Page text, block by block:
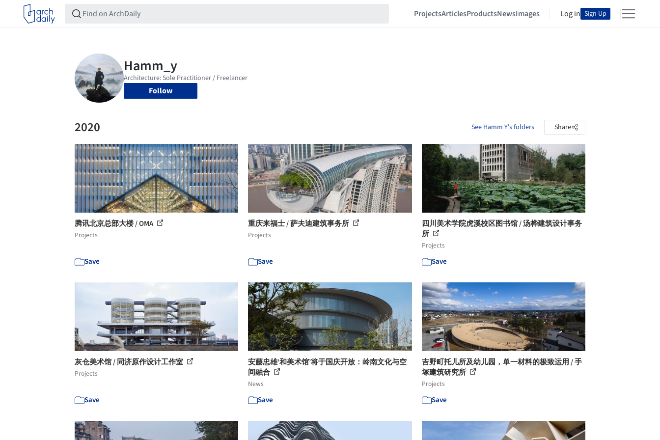
ProjectsArticlesProductsNewsImages Log in Sign Up
Follow
2020 See Hamm Y's folders Share
腾讯北京总部大楼 / OMA
Projects
Save
重庆来福士 / 萨夫迪建筑事务所
Projects
Save
四川美术学院虎溪校区图书馆 / 汤桦建筑设计事务
所
Projects
Save
灰仓美术馆 / 同济原作设计工作室
Projects
Save
安藤忠雄‘和美术馆’将于国庆开放：岭南文化与空
间融合
News
Save
吉野町托儿所及幼儿园，单一材料的极致运用 / 手
塚建筑研究所
Projects
Save